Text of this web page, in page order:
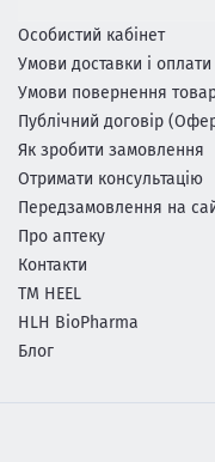
Особистий кабінет
Умови доставки і оплати
Умови повернення
Публічний договір
Як зробити замовлення
Отримати консультацію
Передзамовлення на
Про аптеку
Контакти
ТМ HEEL
HLH BioPharma
Блог